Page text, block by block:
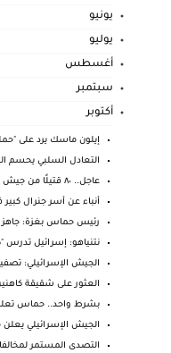
يونيو
يوليو
أغسطس
سبتمبر
أكتوبر
إيلون ماسك يرد على
التعادل السلبي يحسم
عاجل.. ٨٠ قتيلًا من جيش الاحتلال والمقاومة تأسر ال...
أنباء عن أسر جنرال
رئيس حماس بغزة:
نتنياهو: إسرائيل تدرس
الجيش الإسرائيلي:
العثور على شقيقة
بشرط واحد.. حماس
الجيش الإسرائيلي يعلن
التصدى المستمر